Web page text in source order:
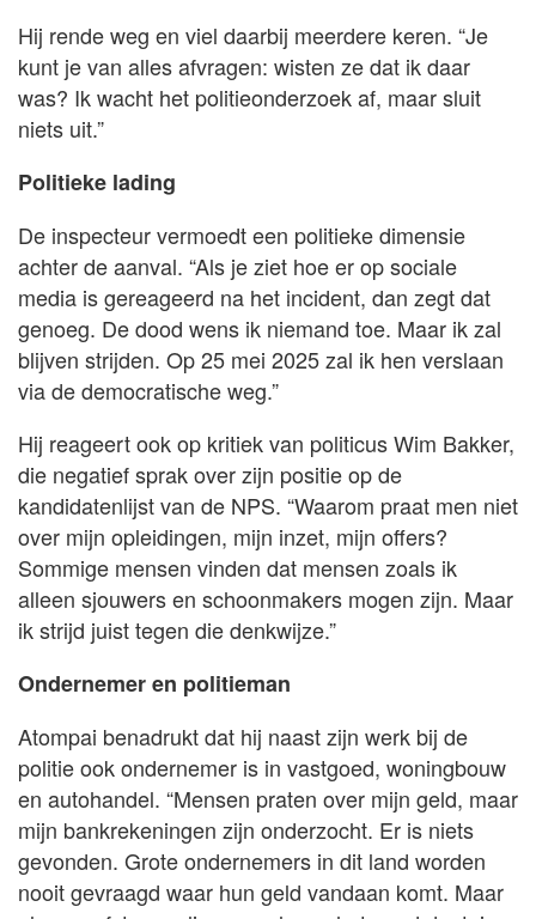
Hij rende weg en viel daarbij meerdere keren. “Je
kunt je van alles afvragen: wisten ze dat ik daar
was? Ik wacht het politieonderzoek af, maar sluit
niets uit.”
Politieke lading
De inspecteur vermoedt een politieke dimensie
achter de aanval. “Als je ziet hoe er op sociale
media is gereageerd na het incident, dan zegt dat
genoeg. De dood wens ik niemand toe. Maar ik zal
blijven strijden. Op 25 mei 2025 zal ik hen verslaan
via de democratische weg.”
Hij reageert ook op kritiek van politicus Wim Bakker,
die negatief sprak over zijn positie op de
kandidatenlijst van de NPS. “Waarom praat men niet
over mijn opleidingen, mijn inzet, mijn offers?
Sommige mensen vinden dat mensen zoals ik
alleen sjouwers en schoonmakers mogen zijn. Maar
ik strijd juist tegen die denkwijze.”
Ondernemer en politieman
Atompai benadrukt dat hij naast zijn werk bij de
politie ook ondernemer is in vastgoed, woningbouw
en autohandel. “Mensen praten over mijn geld, maar
mijn bankrekeningen zijn onderzocht. Er is niets
gevonden. Grote ondernemers in dit land worden
nooit gevraagd waar hun geld vandaan komt. Maar